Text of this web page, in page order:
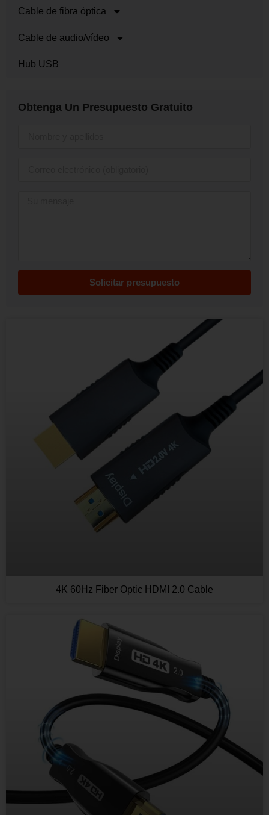
Cable de fibra óptica
Cable de audio/vídeo
Hub USB
Obtenga Un Presupuesto Gratuito
Solicitar presupuesto
4K 60Hz Fiber Optic HDMI 2.0 Cable